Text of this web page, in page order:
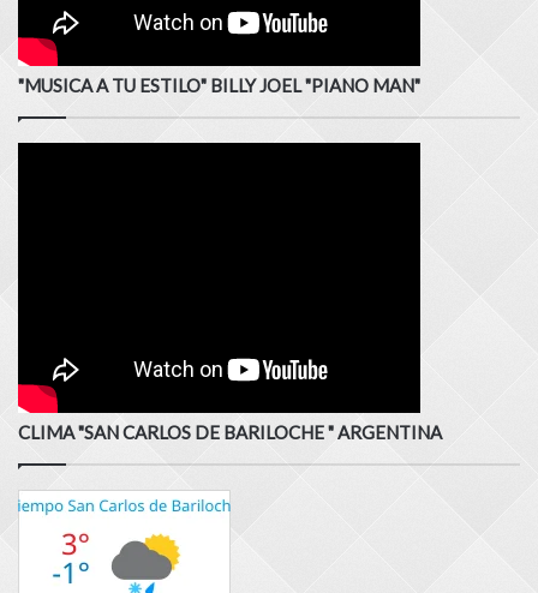
"MUSICA A TU ESTILO" BILLY JOEL "PIANO MAN"
CLIMA "SAN CARLOS DE BARILOCHE " ARGENTINA